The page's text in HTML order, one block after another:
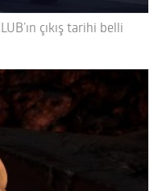
çıkış tarihi belli